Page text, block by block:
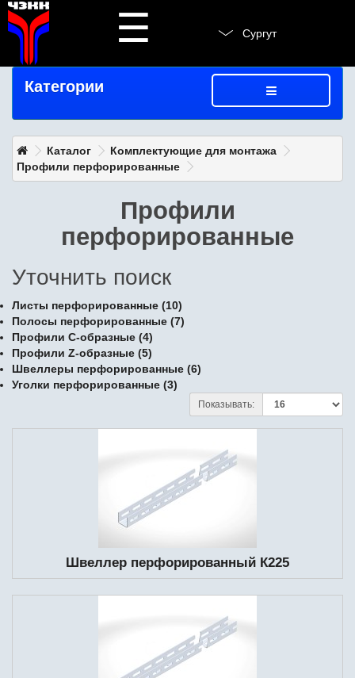
☰ Сургут
Категории
Каталог
Комплектующие для монтажа
Профили перфорированные
Профили
перфорированные
Уточнить поиск
Листы перфорированные (10)
Полосы перфорированные (7)
Профили С-образные (4)
Профили Z-образные (5)
Швеллеры перфорированные (6)
Уголки перфорированные (3)
Показывать:
Швеллер перфорированный К225